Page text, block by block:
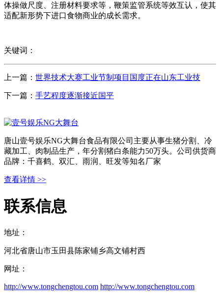
体操做尺度、注册材料要求等，鞭策监管系统等效互认，使其
适配新形势下进口食物商业的成长需求。
关键词：
上一篇： 世界技术大赛工业节制项目国度正在山东工业技
下一篇： 手艺程度逐渐接近国平
唐山壹号娱乐NG大舞台食品有限公司主要从事生猪分割、冷
藏加工、肉制品生产，年分割猪白条能力50万头。公司供货商
品牌：千喜鹤、双汇、雨润、旺发等知名厂家
查看详情 >>
联系信息
地址：
河北省唐山市玉田县陈家铺乡高文铺村西
网址：
http://www.tongchengtou.com http://www.tongchengtou.com